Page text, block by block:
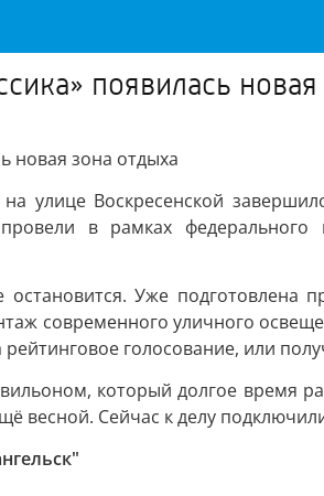
появилась новая
новая зона отдыха
улице Воскресенской
в рамках
Уже подготовлена
современного уличного
голосование, или
который долгое время
весной. Сейчас к делу